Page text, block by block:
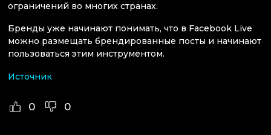
ограничений во многих странах.
Бренды уже начинают понимать, что в Facebook Live
можно размещать брендированные посты и начинают
пользоваться этим инструментом.
Источник
0 0